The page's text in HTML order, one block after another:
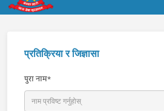
प्रतिक्रिया र जिज्ञासा
पुरा नाम*